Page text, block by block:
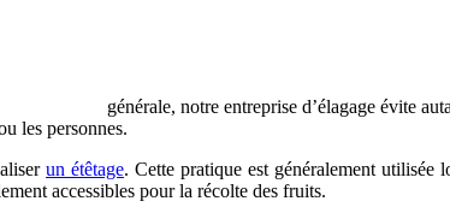
générale, notre entreprise d’élagage évite
les personnes.
un étêtage. Cette pratique est généralement utilisée
accessibles pour la récolte des fruits.